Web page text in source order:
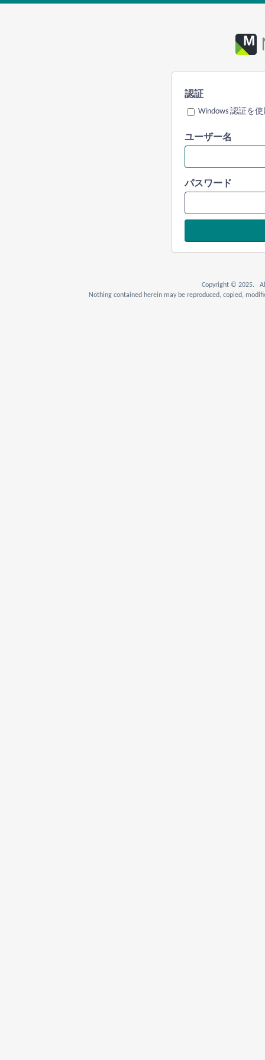
認証
Windows 認証を
ユーザー名
パスワード
Copyright © 2025. All
Nothing contained herein may be reproduced, copied,